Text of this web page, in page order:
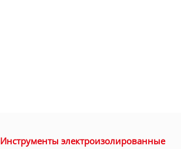
Инструменты электроизолированные